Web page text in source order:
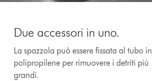
Due accessori in uno.
La spazzola può essere fissata al tubo in
polipropilene per rimuovere i detriti più
grandi.